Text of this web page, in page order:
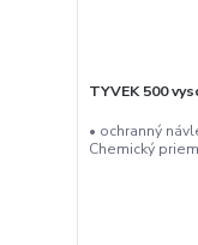
TYVEK 500
• ochranný
Chemický